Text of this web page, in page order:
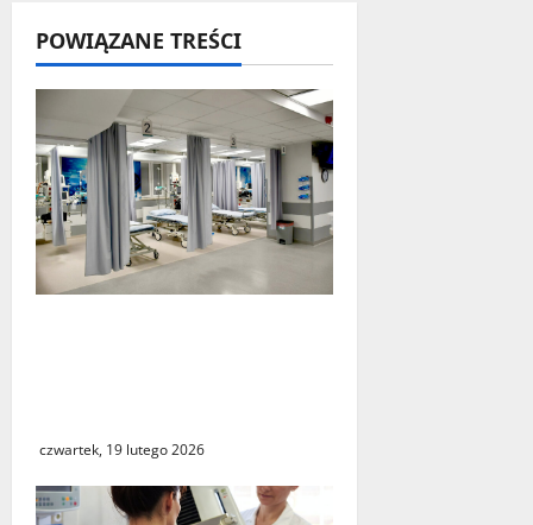
s
y
POWIĄZANE TREŚCI
czwartek, 19 lutego 2026